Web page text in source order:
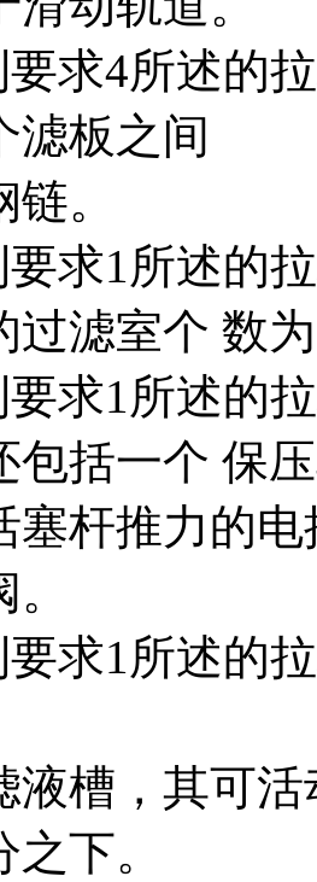
求4所述的
滤板之间
。
求1所述的
过滤室个 数
求1所述的
包括一个 保
塞杆推力的
求1所述的
液槽，其可
下。